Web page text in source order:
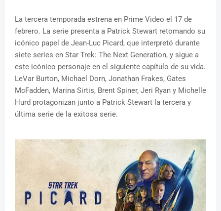
La tercera temporada estrena en Prime Video el 17 de
febrero. La serie presenta a Patrick Stewart retomando su
icónico papel de Jean-Luc Picard, que interpretó durante
siete series en Star Trek: The Next Generation, y sigue a
este icónico personaje en el siguiente capítulo de su vida.
LeVar Burton, Michael Dorn, Jonathan Frakes, Gates
McFadden, Marina Sirtis, Brent Spiner, Jeri Ryan y Michelle
Hurd protagonizan junto a Patrick Stewart la tercera y
última serie de la exitosa serie.